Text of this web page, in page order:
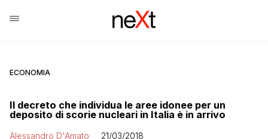
ECONOMIA
Il decreto che individua le aree idonee per un
deposito di scorie nucleari in Italia è in arrivo
Alessandro D'Amato 21/03/2018